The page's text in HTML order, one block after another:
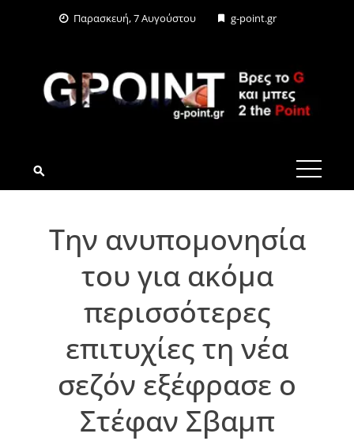
Παρασκευή, 7 Αυγούστου g-point.gr
G-POINT.GR
Την ανυπομονησία
του για ακόμα
περισσότερες
επιτυχίες τη νέα
σεζόν εξέφρασε ο
Στέφαν Σβαμπ